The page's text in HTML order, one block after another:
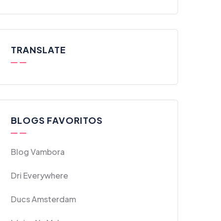
TRANSLATE
BLOGS FAVORITOS
Blog Vambora
Dri Everywhere
Ducs Amsterdam